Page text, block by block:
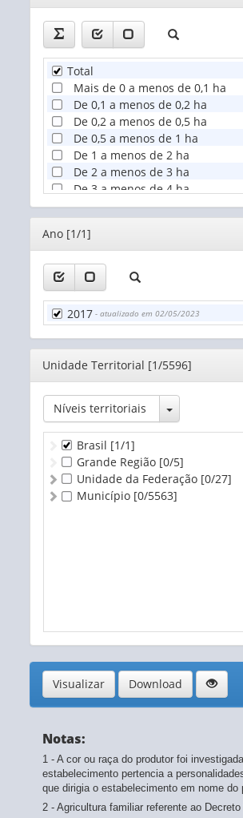
Total
Mais de 0 a menos de 0,1 ha
De 0,1 a menos de 0,2 ha
De 0,2 a menos de 0,5 ha
De 0,5 a menos de 1 ha
De 1 a menos de 2 ha
De 2 a menos de 3 ha
De 3 a menos de 4 ha
De 4 a menos de 5 ha
De 5 a menos de 10 ha
De 10 a menos de 20 ha
De 20 a menos de 50 ha
De 50 a menos de 100 ha
De 100 a menos de 200 ha
De 200 a menos de 500 ha
De 500 a menos de 1.000 ha
De 1.000 a menos de 2.500 ha
De 10.000 ha e mais
Editor
Ano [1/1]
2017 - atualizado em 02/05/2023
Editor
Unidade Territorial [1/5596]
Níveis territoriais Toggle
Brasil [1/1]
Grande Região [0/5]
Unidade da Federação [0/27]
Município [0/5563]
Visualizar Download
Notas:
1 - A cor ou raça do produtor foi
estabelecimento pertencia a
que dirigia o estabelecimento em nome do
2 - Agricultura familiar referente ao